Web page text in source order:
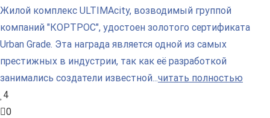
Жилой комплекс ULTIMAcity, возводимый группой
компаний "КОРТРОС", удостоен золотого сертификата
Urban Grade. Эта награда является одной из самых
престижных в индустрии, так как её разработкой
занимались создатели известной...читать полностью
4
0